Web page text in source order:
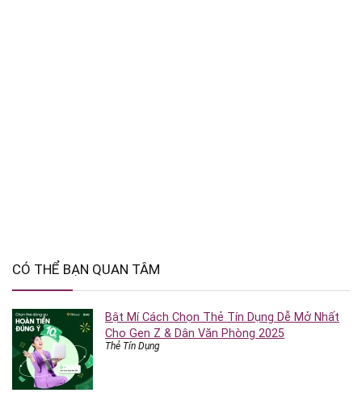
CÓ THỂ BẠN QUAN TÂM
Bật Mí Cách Chọn Thẻ Tín Dụng Dễ Mở Nhất
Cho Gen Z & Dân Văn Phòng 2025
Thẻ Tín Dụng